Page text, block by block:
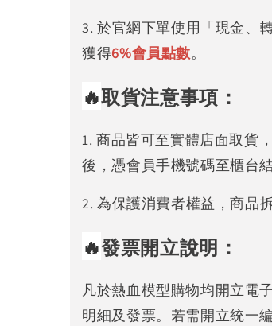
3. 於官網下單使用「現金、
獲得6%會員點數。
🔥取貨注意事項：
1. 商品皆可至實體店面取貨
後，憑會員手機號碼至櫃台結
2. 為保護消費者權益，商品
🔥發票開立說明：
凡於熱血模型購物均開立電
明細及發票。若需開立統一